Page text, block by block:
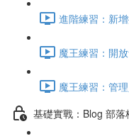
進階練習：新
魔王練習：開
魔王練習：管
基礎實戰：Blog 部落